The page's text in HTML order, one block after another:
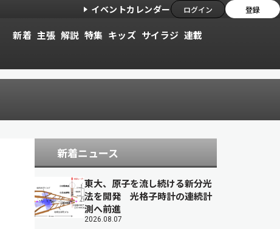
イベントカレンダー ログイン 登録
新着 主張 解説 特集 キッズ サイラジ 連載
新着ニュース
東大、原子を流し続ける新分光
法を開発 光格子時計の連続計
測へ前進
2026.08.07